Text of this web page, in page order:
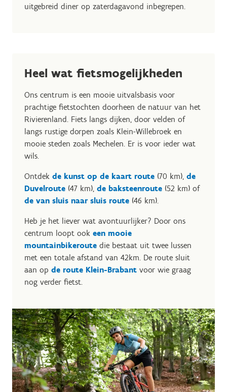
uitgebreid diner op zaterdagavond inbegrepen.
Heel wat fietsmogelijkheden
Ons centrum is een mooie uitvalsbasis voor
prachtige fietstochten doorheen de natuur van het
Rivierenland. Fiets langs dijken, door velden of
langs rustige dorpen zoals Klein-Willebroek en
mooie steden zoals Mechelen. Er is voor ieder wat
wils.
Ontdek de kunst op de kaart route (70 km), de
Duvelroute (47 km), de baksteenroute (52 km) of
de van sluis naar sluis route (46 km).
Heb je het liever wat avontuurlijker? Door ons
centrum loopt ook een mooie
mountainbikeroute die bestaat uit twee lussen
met een totale afstand van 42km. De route sluit
aan op de route Klein-Brabant voor wie graag
nog verder fietst.